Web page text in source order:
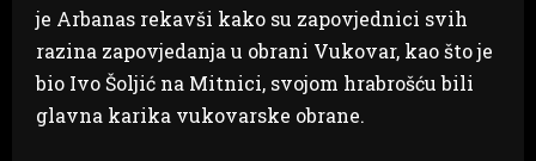
je Arbanas rekavši kako su zapovjednici svih
razina zapovjedanja u obrani Vukovar, kao što je
bio Ivo Šoljić na Mitnici, svojom hrabrošću bili
glavna karika vukovarske obrane.